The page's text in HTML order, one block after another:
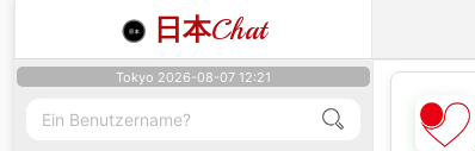
日本Chat
Tokyo 2026-08-07 12:21